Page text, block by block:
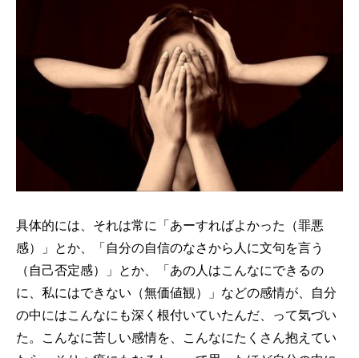
具体的には、それは常に「あーすればよかった（罪悪
感）」とか、「自分の自信のなさから人に文句を言う
（自己否定感）」とか、「あの人はこんなにできるの
に、私にはできない（無価値観）」などの感情が、自分
の中にはこんなにも深く根付いていたんだ、って気づい
た。こんなに苦しい感情を、こんなにたくさん抱えてい